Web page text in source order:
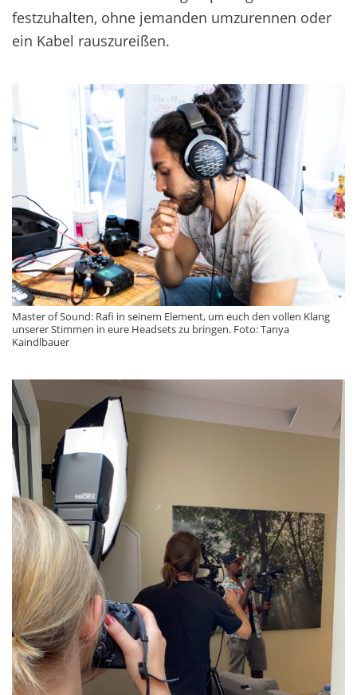
festzuhalten, ohne jemanden umzurennen oder
ein Kabel rauszureißen.
Master of Sound: Rafi in seinem Element, um euch den vollen Klang
unserer Stimmen in eure Headsets zu bringen. Foto: Tanya
Kaindlbauer